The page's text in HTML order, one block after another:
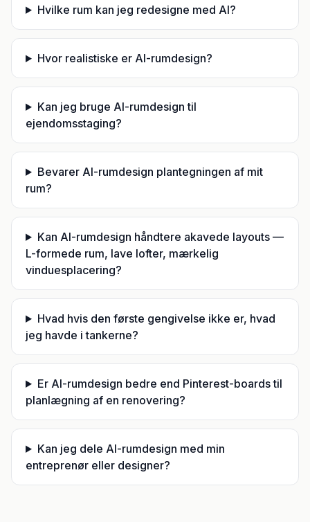
Hvilke rum kan jeg redesigne med AI?
Hvor realistiske er AI-rumdesign?
Kan jeg bruge AI-rumdesign til
ejendomsstaging?
Bevarer AI-rumdesign plantegningen af mit
rum?
Kan AI-rumdesign håndtere akavede layouts —
L-formede rum, lave lofter, mærkelig
vinduesplacering?
Hvad hvis den første gengivelse ikke er, hvad
jeg havde i tankerne?
Er AI-rumdesign bedre end Pinterest-boards til
planlægning af en renovering?
Kan jeg dele AI-rumdesign med min
entreprenør eller designer?